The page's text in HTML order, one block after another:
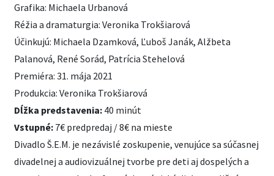
Grafika: Michaela Urbanová
Réžia a dramaturgia: Veronika Trokšiarová
Účinkujú: Michaela Dzamková, Ľuboš Janák, Alžbeta
Palanová, René Sorád, Patrícia Stehelová
Premiéra: 31. mája 2021
Produkcia: Veronika Trokšiarová
Dĺžka predstavenia: 40 minút
Vstupné: 7€ predpredaj / 8€ na mieste
Divadlo Š.E.M. je nezávislé zoskupenie, venujúce sa súčasnej
divadelnej a audiovizuálnej tvorbe pre deti aj dospelých a